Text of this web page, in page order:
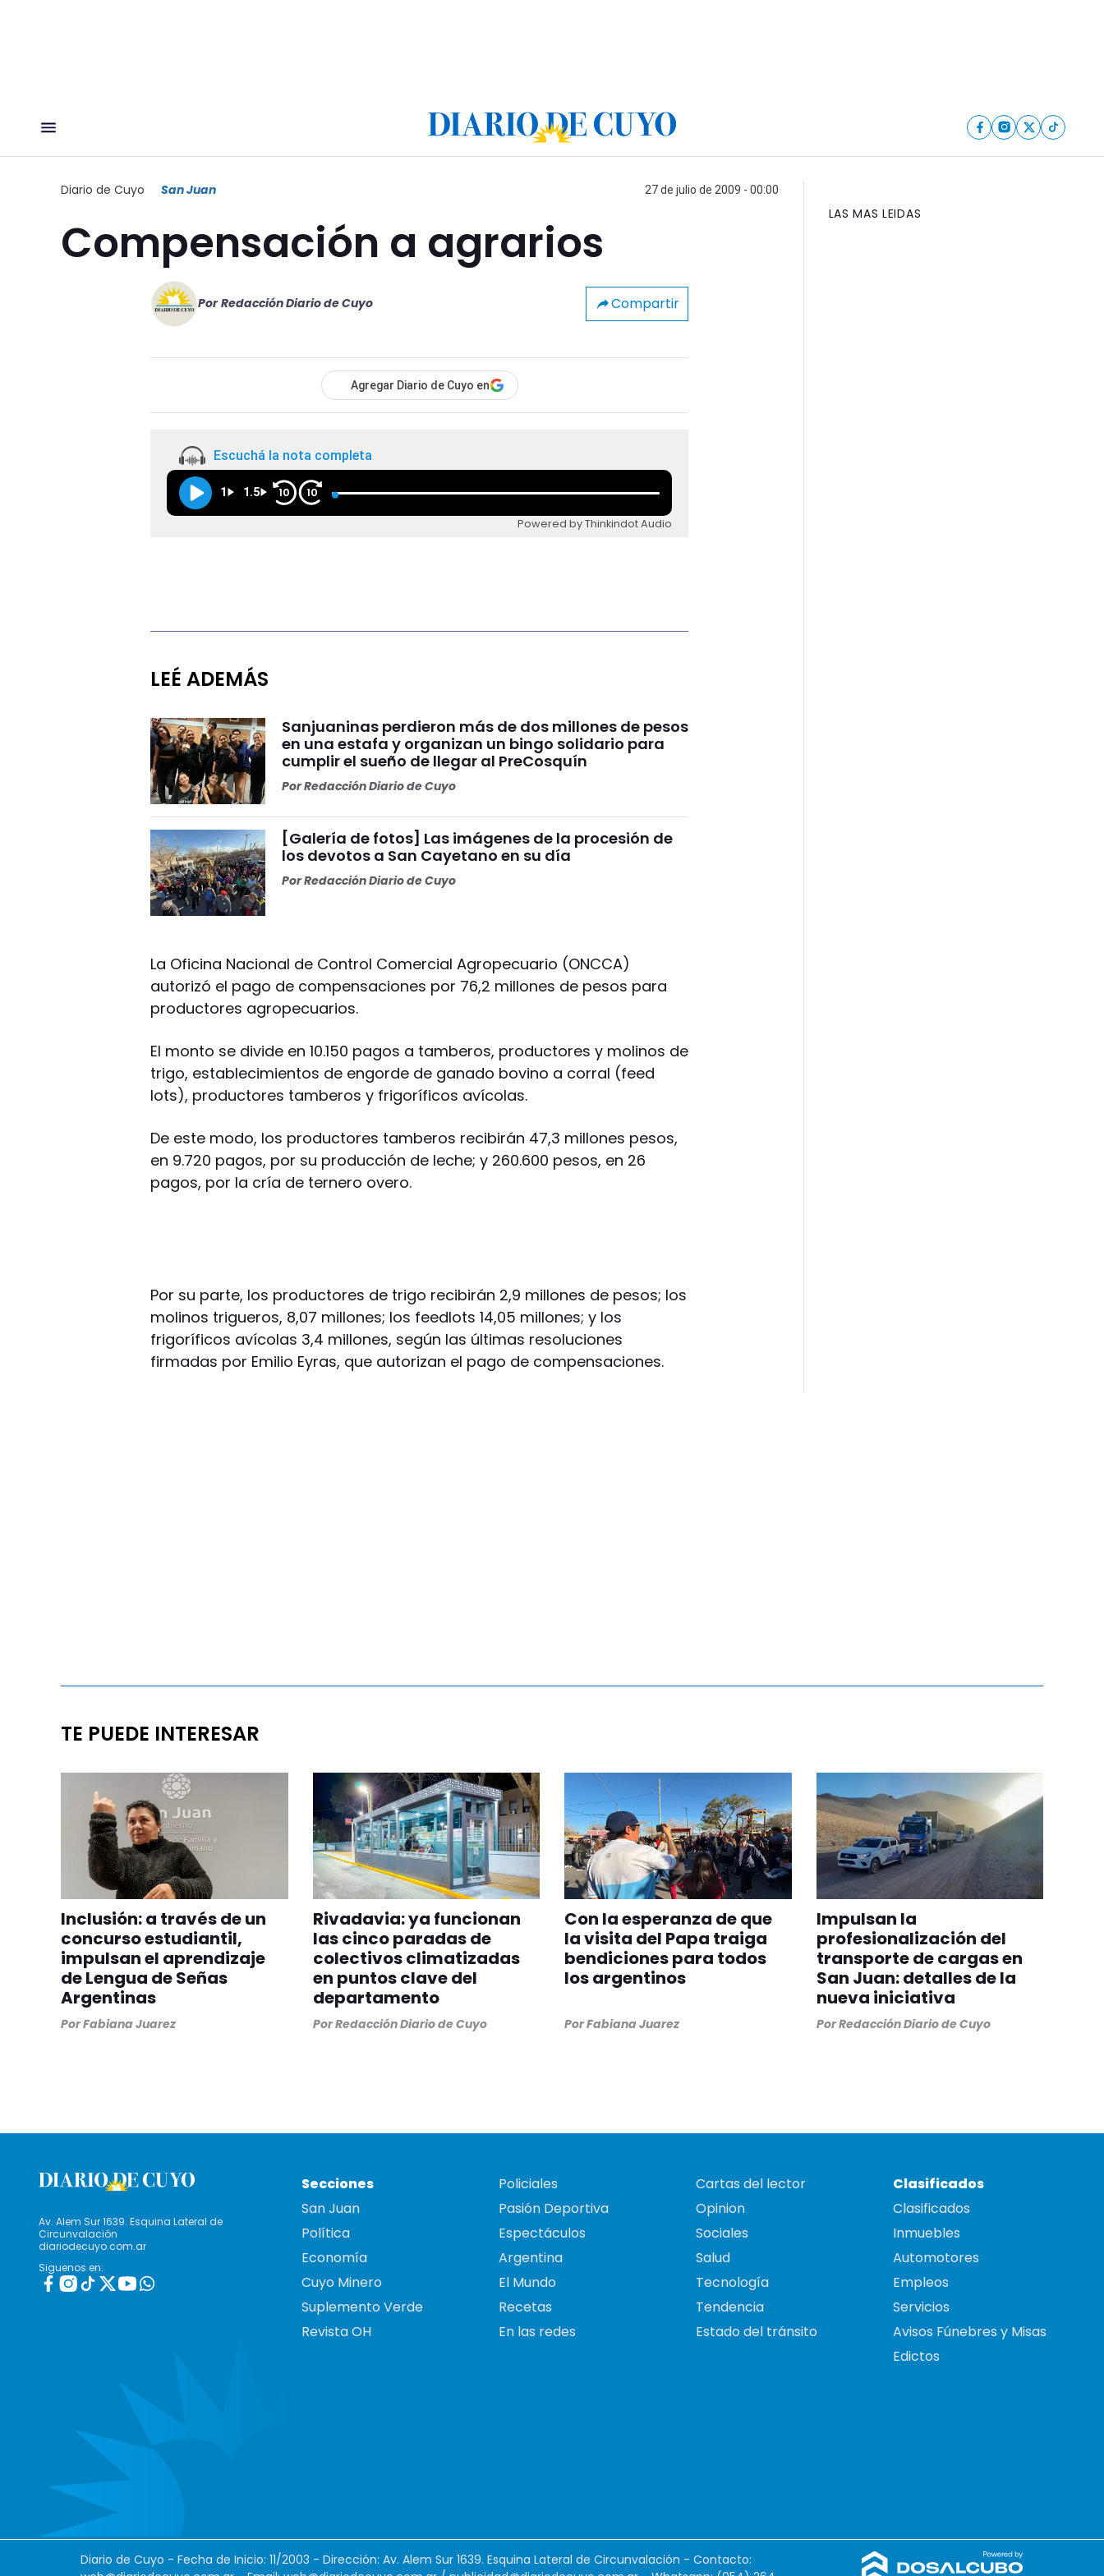
Diario de Cuyo San Juan 27 de julio de 2009 - 00:00
Compensación a agrarios
Por Redacción Diario de Cuyo Compartir
Agregar Diario de Cuyo en
Escuchá la nota completa
1 1.5 10 10
Powered by Thinkindot Audio
LEÉ ADEMÁS
Sanjuaninas perdieron más de dos millones de pesos
en una estafa y organizan un bingo solidario para
cumplir el sueño de llegar al PreCosquín
PorRedacción Diario de Cuyo
[Galería de fotos] Las imágenes de la procesión de
los devotos a San Cayetano en su día
PorRedacción Diario de Cuyo
La Oficina Nacional de Control Comercial Agropecuario (ONCCA)
autorizó el pago de compensaciones por 76,2 millones de pesos para
productores agropecuarios.
El monto se divide en 10.150 pagos a tamberos, productores y molinos de
trigo, establecimientos de engorde de ganado bovino a corral (feed
lots), productores tamberos y frigoríficos avícolas.
De este modo, los productores tamberos recibirán 47,3 millones pesos,
en 9.720 pagos, por su producción de leche; y 260.600 pesos, en 26
pagos, por la cría de ternero overo.
Por su parte, los productores de trigo recibirán 2,9 millones de pesos; los
molinos trigueros, 8,07 millones; los feedlots 14,05 millones; y los
frigoríficos avícolas 3,4 millones, según las últimas resoluciones
firmadas por Emilio Eyras, que autorizan el pago de compensaciones.
LAS MAS LEIDAS
TE PUEDE INTERESAR
Inclusión: a través de un
concurso estudiantil,
impulsan el aprendizaje
de Lengua de Señas
Argentinas
PorFabiana Juarez
Rivadavia: ya funcionan
las cinco paradas de
colectivos climatizadas
en puntos clave del
departamento
PorRedacción Diario de Cuyo
Con la esperanza de que
la visita del Papa traiga
bendiciones para todos
los argentinos
PorFabiana Juarez
Impulsan la
profesionalización del
transporte de cargas en
San Juan: detalles de la
nueva iniciativa
PorRedacción Diario de Cuyo
Av. Alem Sur 1639. Esquina Lateral de
Circunvalación
diariodecuyo.com.ar
Siguenos en:
Secciones
San Juan
Política
Economía
Cuyo Minero
Suplemento Verde
Revista OH
Policiales
Pasión Deportiva
Espectáculos
Argentina
El Mundo
Recetas
En las redes
Cartas del lector
Opinion
Sociales
Salud
Tecnología
Tendencia
Estado del tránsito
Clasificados
Clasificados
Inmuebles
Automotores
Empleos
Servicios
Avisos Fúnebres y Misas
Edictos
Diario de Cuyo - Fecha de Inicio: 11/2003 - Dirección: Av. Alem Sur 1639. Esquina Lateral de Circunvalación - Contacto: